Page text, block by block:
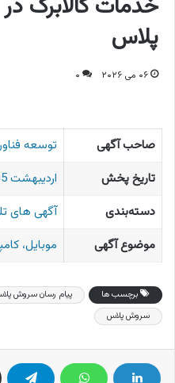
پلاس
۰۶ می ۲۰۲۶ ۰
صاحب آگهی
توسعه
تاریخ پخش
اردیبهشت 1405
دسته‌بندی
آگهی های
موضوع آگهی
موبایل،
برچسب ها پیام رسان سروش
سروش پلاس